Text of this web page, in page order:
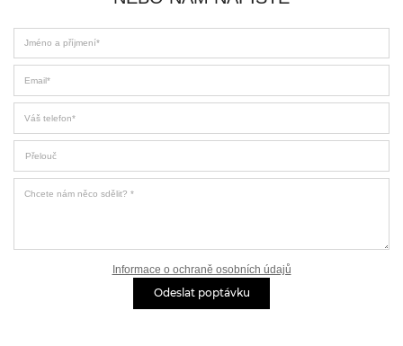
Informace o ochraně osobních údajů
Odeslat poptávku